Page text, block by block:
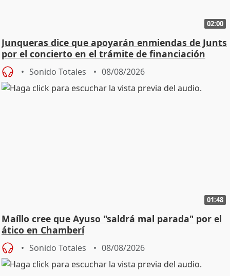
02:00
Junqueras dice que apoyarán enmiendas de Junts
por el concierto en el trámite de financiación
Sonido Totales 08/08/2026
01:48
Maíllo cree que Ayuso "saldrá mal parada" por el
ático en Chamberí
Sonido Totales 08/08/2026